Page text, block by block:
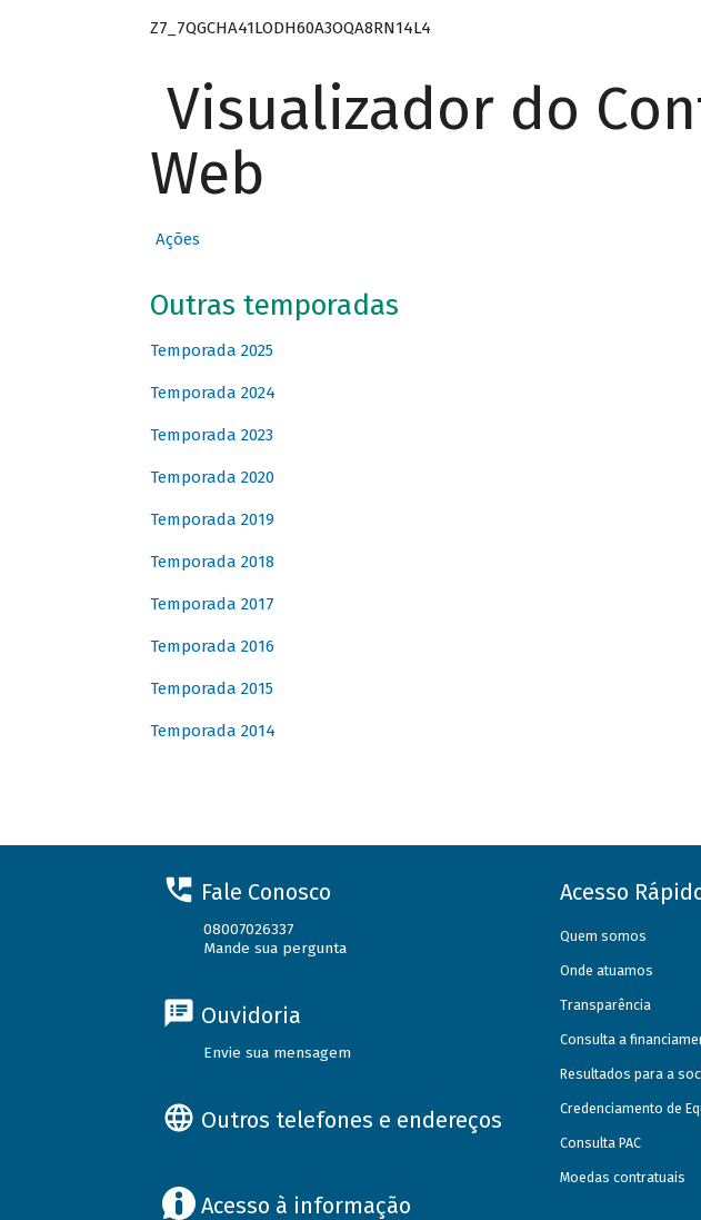
Z7_7QGCHA41LODH60A3OQA8RN14L4
Visualizador do
Web
Ações
Outras temporadas
Temporada 2025
Temporada 2024
Temporada 2023
Temporada 2020
Temporada 2019
Temporada 2018
Temporada 2017
Temporada 2016
Temporada 2015
Temporada 2014
Fale Conosco
08007026337
Mande sua pergunta
Ouvidoria
Envie sua mensagem
Outros telefones e endereços
Acesso à informação
Acesso
Quem somos
Onde atuamos
Transparência
Consulta a
Resultados para a
Credenciamento de
Consulta PAC
Moedas contratuais